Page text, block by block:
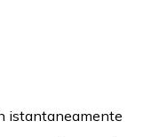
istantaneamente